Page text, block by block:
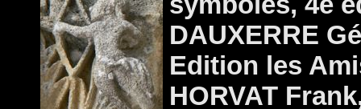
DAUXERRE
Edition les
HORVAT